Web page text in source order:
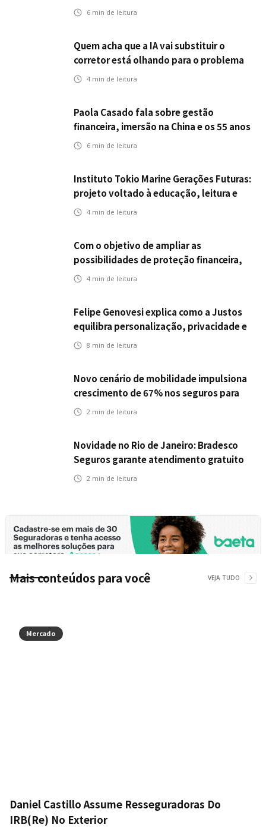
seguros ampliar cobertura e prevenção
6 min de leitura
Quem acha que a IA vai substituir o
corretor está olhando para o problema
errado
4 min de leitura
Paola Casado fala sobre gestão
financeira, imersão na China e os 55 anos
da ENS
6 min de leitura
Instituto Tokio Marine Gerações Futuras:
projeto voltado à educação, leitura e
empregabilidade
4 min de leitura
Com o objetivo de ampliar as
possibilidades de proteção financeira,
Icatu Seguros eleva capital segurado
4 min de leitura
Felipe Genovesi explica como a Justos
equilibra personalização, privacidade e
tecnologia
8 min de leitura
Novo cenário de mobilidade impulsiona
crescimento de 67% nos seguros para
veículos elétricos da Bradesco Seguros
2 min de leitura
Novidade no Rio de Janeiro: Bradesco
Seguros garante atendimento gratuito
na Ponte Rio-Niterói
2 min de leitura
Mais conteúdos para você VEJA TUDO
Mercado
Daniel Castillo Assume Resseguradoras Do
IRB(Re) No Exterior